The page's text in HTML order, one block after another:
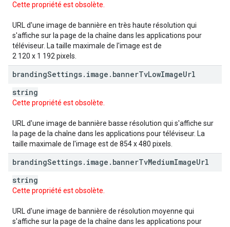
Cette propriété est obsolète.
URL d'une image de bannière en très haute résolution qui
s'affiche sur la page de la chaîne dans les applications pour
téléviseur. La taille maximale de l'image est de
2 120 x 1 192 pixels.
brandingSettings. image . bannerTvLowImageUrl
string
Cette propriété est obsolète.
URL d'une image de bannière basse résolution qui s'affiche sur
la page de la chaîne dans les applications pour téléviseur. La
taille maximale de l'image est de 854 x 480 pixels.
brandingSettings. image . bannerTvMediumImageUrl
string
Cette propriété est obsolète.
URL d'une image de bannière de résolution moyenne qui
s'affiche sur la page de la chaîne dans les applications pour